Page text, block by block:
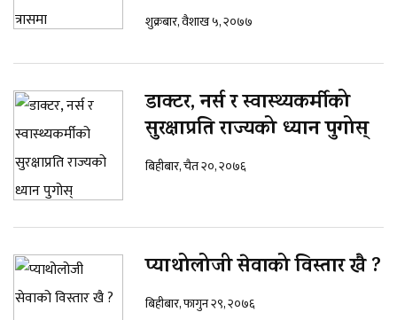
शुक्रबार, वैशाख ५, २०७७
डाक्टर, नर्स र स्वास्थ्यकर्मीको
सुरक्षाप्रति राज्यको ध्यान पुगोस्
बिहीबार, चैत २०, २०७६
प्याथोलोजी सेवाको विस्तार खै ?
बिहीबार, फागुन २९, २०७६